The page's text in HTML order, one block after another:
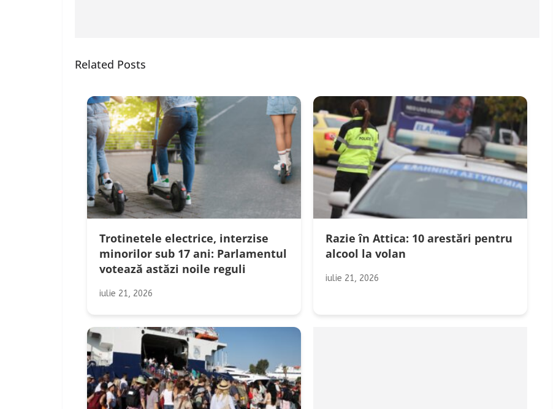
Related Posts
Trotinetele electrice, interzise
minorilor sub 17 ani: Parlamentul
votează astăzi noile reguli
iulie 21, 2026
Razie în Attica: 10 arestări pentru
alcool la volan
iulie 21, 2026